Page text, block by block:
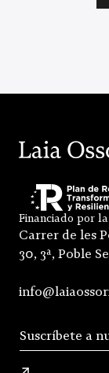
Financiado por
Carrer de les
30, 3ª, Poble